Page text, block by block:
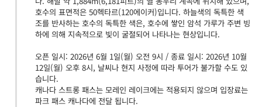
호수의 표면적은 50헥타르(120에이커)입니다. 하늘색의 독특한 색
조를 반사하는 호수의 독특한 색은, 호수에 쌓인 암석 가루가 주변 빙
하에 의해 지속적으로 빛이 굴절되어 나타나는 현상입니다.
오픈 일시: 2026년 6월 1일(월) 오전 9시 / 종료 일시: 2026년 10월
12일(월) 오후 8시, 날씨나 현지 사정에 따라 투어가 불가할 수도 있
습니다.
캐나다 스트롱 패스는 모레인 레이크에는 적용되지 않으며 입장료는
파크 패스 캐나다에 전달 됩니다.